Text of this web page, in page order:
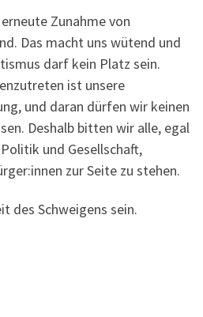
Zunahme von
Das macht uns wütend und
darf kein Platz sein.
ist unsere
und daran dürfen wir keinen
Deshalb bitten wir alle, egal
und Gesellschaft,
zur Seite zu stehen.
des Schweigens sein.